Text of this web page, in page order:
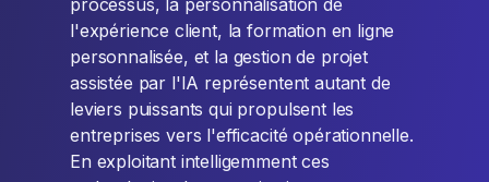
l'expérience client, la formation en ligne
personnalisée, et la gestion de projet
assistée par l'IA représentent autant de
leviers puissants qui propulsent les
entreprises vers l'efficacité opérationnelle.
En exploitant intelligemment ces